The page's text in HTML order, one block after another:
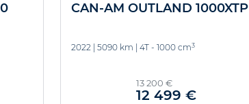
CAN-AM OUTLAND 1000XTP
2022 5090 km 4T - 1000 cm3
13 200 €
12 499 €
Nous trouver !